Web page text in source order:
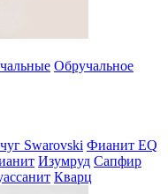
Обручальное
Swarovski Фианит EQ
Изумруд Сапфир
Кварц